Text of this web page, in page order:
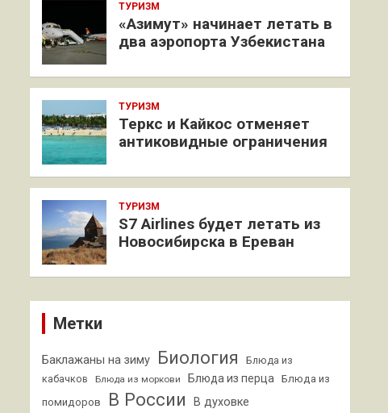
ТУРИЗМ
«Азимут» начинает летать в
два аэропорта Узбекистана
ТУРИЗМ
Теркс и Кайкос отменяет
антиковидные ограничения
ТУРИЗМ
S7 Airlines будет летать из
Новосибирска в Ереван
Метки
Баклажаны на зиму Биология
Блюда из
кабачков
Блюда из моркови Блюда из перца
Блюда из
помидоров
В России В духовке